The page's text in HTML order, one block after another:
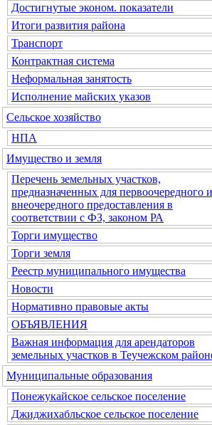
Достигнутые эконом. показатели
Итоги развития района
Транспорт
Контрактная система
Неформальная занятость
Исполнение майских указов
Сельское хозяйство
НПА
Имущество и земля
Перечень земельных участков,
предназначенных для первоочередного
внеочередного предоставления в
соответствии с ФЗ, законом РА
Торги имущество
Торги земля
Реестр муниципального имущества
Новости
Нормативно правовые акты
ОБЪЯВЛЕНИЯ
Важная информация для арендаторов
земельных участков в Теучежском
Муниципальные образования
Понежукайское сельское поселение
Джиджихабльское сельское поселение